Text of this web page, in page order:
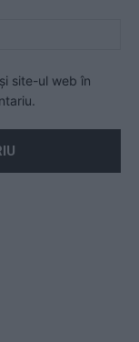
site-ul web în